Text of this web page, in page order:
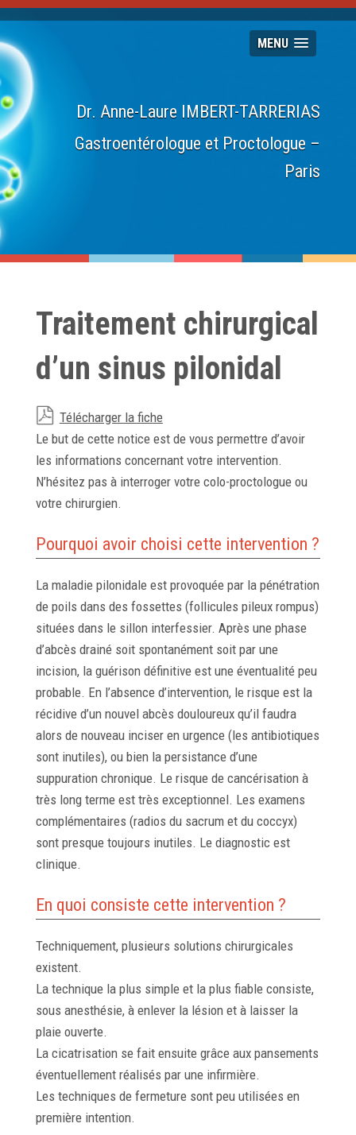
MENU
Dr. Anne-Laure IMBERT-TARRERIAS
Gastroentérologue et Proctologue –
Paris
Traitement chirurgical
d’un sinus pilonidal
Télécharger la fiche
Le but de cette notice est de vous permettre d’avoir
les informations concernant votre intervention.
N’hésitez pas à interroger votre colo-proctologue ou
votre chirurgien.
Pourquoi avoir choisi cette intervention ?
La maladie pilonidale est provoquée par la pénétration
de poils dans des fossettes (follicules pileux rompus)
situées dans le sillon interfessier. Après une phase
d’abcès drainé soit spontanément soit par une
incision, la guérison définitive est une éventualité peu
probable. En l’absence d’intervention, le risque est la
récidive d’un nouvel abcès douloureux qu’il faudra
alors de nouveau inciser en urgence (les antibiotiques
sont inutiles), ou bien la persistance d’une
suppuration chronique. Le risque de cancérisation à
très long terme est très exceptionnel. Les examens
complémentaires (radios du sacrum et du coccyx)
sont presque toujours inutiles. Le diagnostic est
clinique.
En quoi consiste cette intervention ?
Techniquement, plusieurs solutions chirurgicales
existent.
La technique la plus simple et la plus fiable consiste,
sous anesthésie, à enlever la lésion et à laisser la
plaie ouverte.
La cicatrisation se fait ensuite grâce aux pansements
éventuellement réalisés par une infirmière.
Les techniques de fermeture sont peu utilisées en
première intention.